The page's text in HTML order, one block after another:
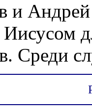
и Андрей
Иисусом
Среди